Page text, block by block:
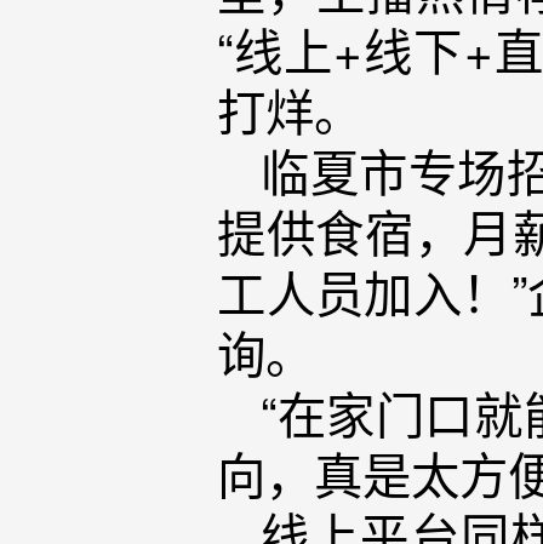
“线上+线下+
打烊。
临夏市专场
提供食宿，月
工人员加入！
询。
“在家门口
向，真是太方